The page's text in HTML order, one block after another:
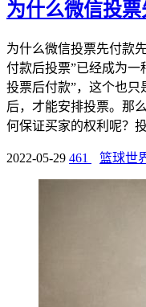
为什么微信投
为什么微信投票先付款
付款后投票”已经成为
投票后付款”，这个也
后，才能安排投票。那
何保证买家的权利呢？
2022-05-29 461 篮球世